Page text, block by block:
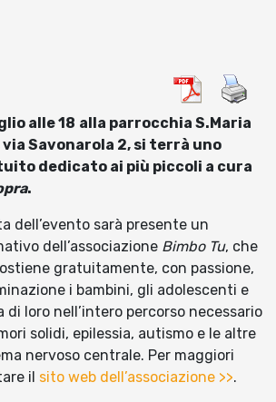
alle 18 alla parrocchia S.Maria
via Savonarola 2, si terrà uno
dedicato ai più piccoli a cura
.
dell’evento sarà presente un
dell’associazione Bimbo Tu, che
gratuitamente, con passione,
i bambini, gli adolescenti e
di loro nell’intero percorso necessario
solidi, epilessia, autismo e le altre
nervoso centrale. Per maggiori
il sito web dell’associazione >>.